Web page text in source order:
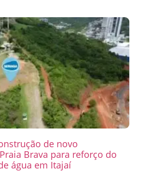
de novo
Brava para reforço do
água em Itajaí